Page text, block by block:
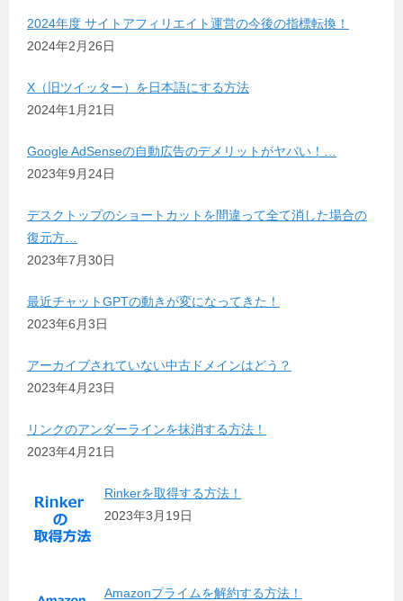
2024年度 サイトアフィリエイト運営の今後の指標転換！
2024年2月26日
X（旧ツイッター）を日本語にする方法
2024年1月21日
Google AdSenseの自動広告のデメリットがヤバい！…
2023年9月24日
デスクトップのショートカットを間違って全て消した場合の
復元方…
2023年7月30日
最近チャットGPTの動きが変になってきた！
2023年6月3日
アーカイブされていない中古ドメインはどう？
2023年4月23日
リンクのアンダーラインを抹消する方法！
2023年4月21日
Rinkerを取得する方法！
2023年3月19日
Amazonプライムを解約する方法！